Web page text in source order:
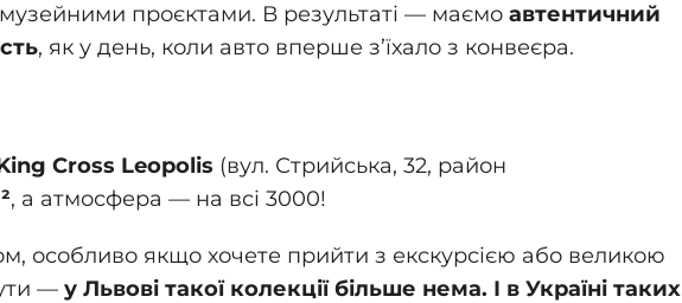
проєктами. В результаті — маємо автентичний
, як у день, коли авто вперше з’їхало з конвеєра.
Cross Leopolis (вул. Стрийська, 32, район
, а атмосфера — на всі 3000!
особливо якщо хочете прийти з екскурсією або великою
— у Львові такої колекції більше нема. І в Україні таких